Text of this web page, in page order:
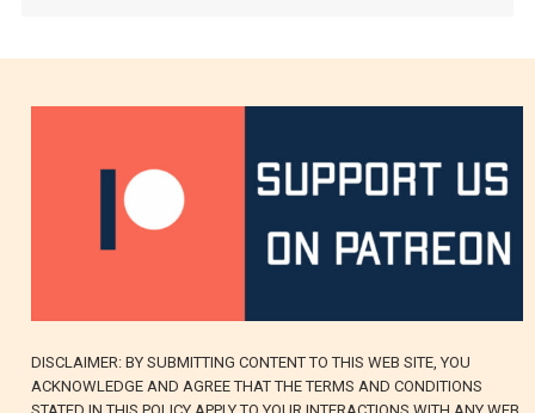
DISCLAIMER: BY SUBMITTING CONTENT TO THIS WEB SITE, YOU
ACKNOWLEDGE AND AGREE THAT THE TERMS AND CONDITIONS